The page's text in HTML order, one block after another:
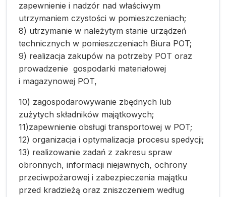
zapewnienie i nadzór nad właściwym
utrzymaniem czystości w pomieszczeniach;
8) utrzymanie w należytym stanie urządzeń
technicznych w pomieszczeniach Biura POT;
9) realizacja zakupów na potrzeby POT oraz
prowadzenie gospodarki materiałowej
i magazynowej POT,
10) zagospodarowywanie zbędnych lub
zużytych składników majątkowych;
11)zapewnienie obsługi transportowej w POT;
12) organizacja i optymalizacja procesu spedycji;
13) realizowanie zadań z zakresu spraw
obronnych, informacji niejawnych, ochrony
przeciwpożarowej i zabezpieczenia majątku
przed kradzieżą oraz zniszczeniem według